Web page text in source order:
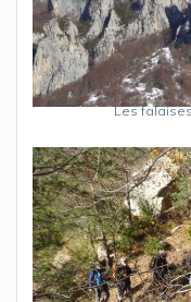
Les